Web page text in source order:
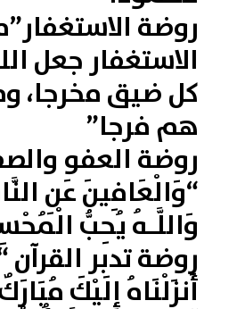
روضة
الاستغفار جعل
كل ضيق مخرجا،
هم فرجا”
روضة العفو
“وَالْعَافِينَ عَنِ
وَاللَّـهُ يُحِبُّ
روضة تدبر القرآن
أَنزَلْنَاهُ إِلَيْكَ